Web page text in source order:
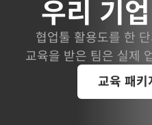
우리 기
협업툴 활용도를 한
교육을 받은 팀은 실제
교육 패키